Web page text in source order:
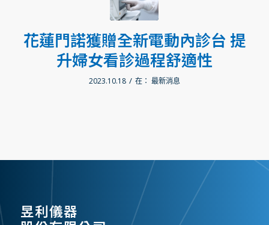
花蓮門諾獲贈全新電動內診台 提
升婦女看診過程舒適性
2023.10.18 / 在： 最新消息
昱利儀器